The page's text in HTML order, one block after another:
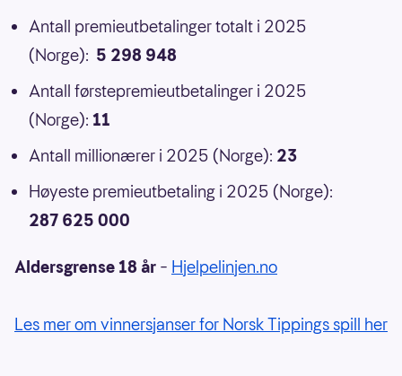
Antall premieutbetalinger totalt i 2025
(Norge): 5 298 948
Antall førstepremieutbetalinger i 2025
(Norge): 11
Antall millionærer i 2025 (Norge): 23
Høyeste premieutbetaling i 2025 (Norge):
287 625 000
Aldersgrense 18 år – Hjelpelinjen.no
Les mer om vinnersjanser for Norsk Tippings spill her